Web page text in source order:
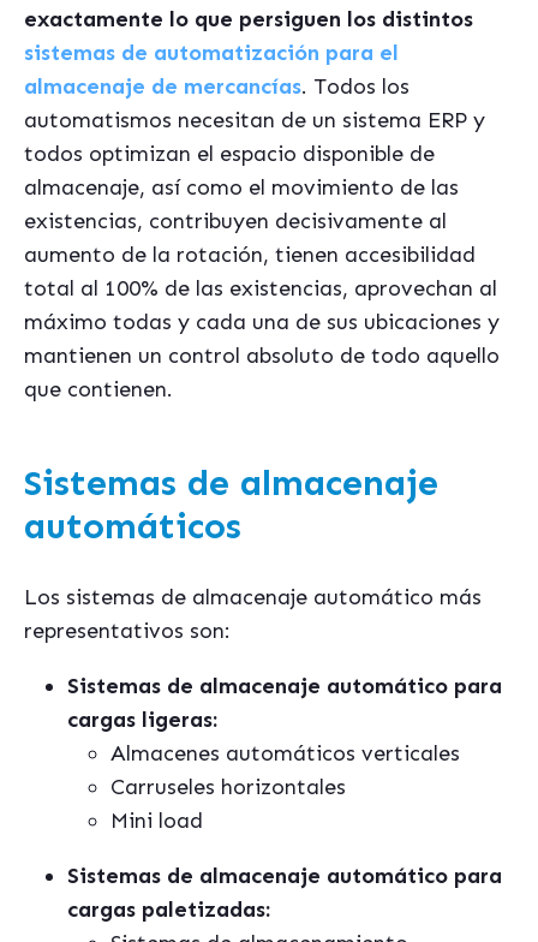
exactamente lo que persiguen los distintos
sistemas de automatización para el
almacenaje de mercancías. Todos los
automatismos necesitan de un sistema ERP y
todos optimizan el espacio disponible de
almacenaje, así como el movimiento de las
existencias, contribuyen decisivamente al
aumento de la rotación, tienen accesibilidad
total al 100% de las existencias, aprovechan al
máximo todas y cada una de sus ubicaciones y
mantienen un control absoluto de todo aquello
que contienen.
Sistemas de almacenaje
automáticos
Los sistemas de almacenaje automático más
representativos son:
Sistemas de almacenaje automático para
cargas ligeras:
Almacenes automáticos verticales
Carruseles horizontales
Mini load
Sistemas de almacenaje automático para
cargas paletizadas: